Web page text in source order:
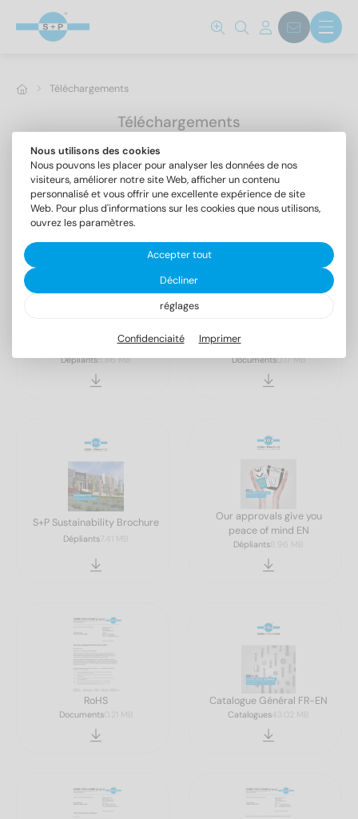
Téléchargements
Téléchargements
Tout afficher Catalogues Certificats
Dépliants
Aperçu des produits
Dépliants5.86 MB Documents0.17 MB
S+P Sustainability Brochure
Dépliants 7.41 MB
Our approvals give you
peace of mind EN
Dépliants 8.96 MB
RoHS
Documents0.21 MB
Catalogue Général FR-EN
Catalogues 43.02 MB
Nous utilisons des cookies
Nous pouvons les placer pour analyser les données de nos
visiteurs, améliorer notre site Web, afficher un contenu
personnalisé et vous offrir une excellente expérience de site
Web. Pour plus d'informations sur les cookies que nous utilisons,
ouvrez les paramètres.
Accepter tout
Décliner
réglages
Confidenciaité Imprimer